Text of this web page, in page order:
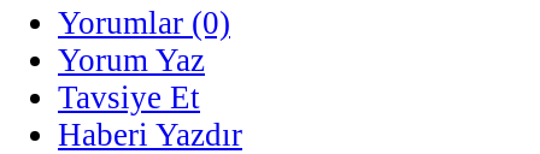
Yorumlar (0)
Yorum Yaz
Tavsiye Et
Haberi Yazdır